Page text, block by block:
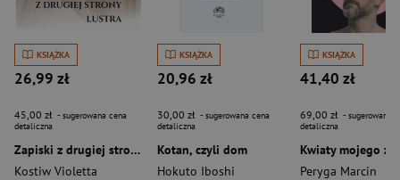
KSIĄŻKA
26,99 zł
45,00 zł - sugerowana cena
detaliczna
Zapiski z drugiej strony lustra
Kostiw Violetta
KSIĄŻKA
20,96 zł
30,00 zł - sugerowana cena
detaliczna
Kotan, czyli dom
Hokuto Iboshi
KSIĄŻKA
41,40 zł
69,00 zł - sugerowana
detaliczna
Kwiaty mojego
Peryga Marcin